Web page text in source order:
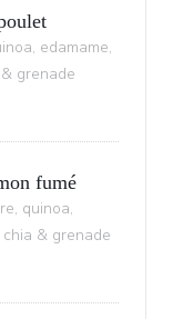
edamame,
grenade
fumé
quinoa,
& grenade